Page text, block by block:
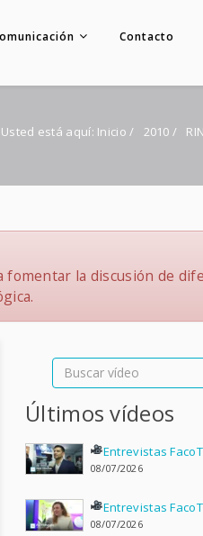
Contacto
Usted está aquí: Inicio / 2010 /
fomentar la discusión de
Últimos vídeos
Entrevistas
08/07/2026
Entrevistas
08/07/2026